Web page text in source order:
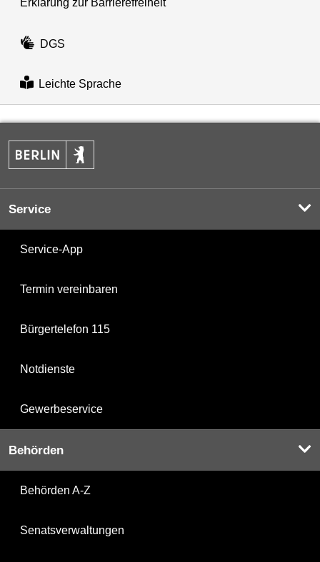
DGS
Leichte Sprache
Service
Service-App
Termin vereinbaren
Bürgertelefon 115
Notdienste
Gewerbeservice
Behörden
Behörden A-Z
Senatsverwaltungen